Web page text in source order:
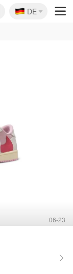
🇩🇪
DE
06-23